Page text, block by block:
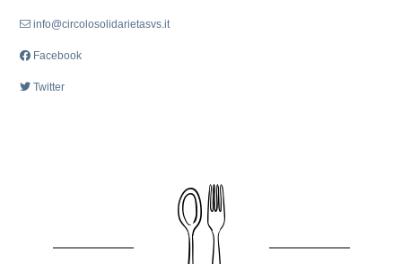
info@circolosolidarietasvs.it
Facebook
Twitter